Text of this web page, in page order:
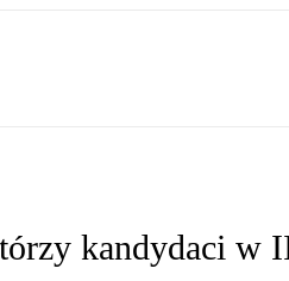
kandydaci w